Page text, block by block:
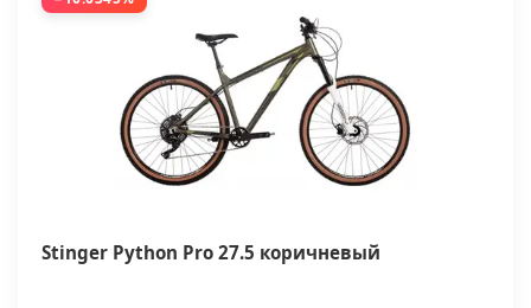
Stinger Python Pro 27.5 коричневый